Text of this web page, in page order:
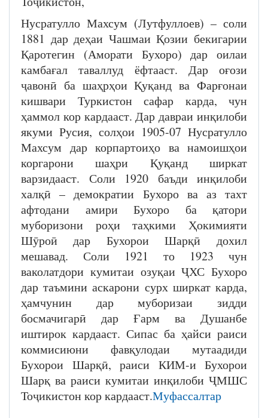
Нусратулло Махсум (Лутфуллоев) – соли
1881 дар деҳаи Чашмаи Қозии бекигарии
Қаротегин (Аморати Бухоро) дар оилаи
камбағал таваллуд ёфтааст. Дар оғози
ҷавонӣ ба шаҳрҳои Қуқанд ва Фарғонаи
кишвари Туркистон сафар карда, чун
ҳаммол кор кардааст. Дар давраи инқилоби
якуми Русия, солҳои 1905-07 Нусратулло
Махсум дар корпартоиҳо ва намоишҳои
коргарони шаҳри Қуқанд ширкат
варзидааст. Соли 1920 баъди инқилоби
халқӣ – демократии Бухоро ва аз тахт
афтодани амири Бухоро ба қатори
муборизони роҳи таҳкими Ҳокимияти
Шӯроӣ дар Бухорои Шарқӣ дохил
мешавад. Соли 1921 то 1923 чун
ваколатдори кумитаи озуқаи ҶХС Бухоро
дар таъмини аскарони сурх ширкат карда,
ҳамчунин дар муборизаи зидди
босмачигарӣ дар Ғарм ва Душанбе
иштирок кардааст. Сипас ба ҳайси раиси
коммисиюни фавқулодаи мутаадиди
Бухорои Шарқӣ, раиси КИМ-и Бухорои
Шарқ ва раиси кумитаи инқилоби ҶМШС
Тоҷикистон кор кардааст.Муфассалтар